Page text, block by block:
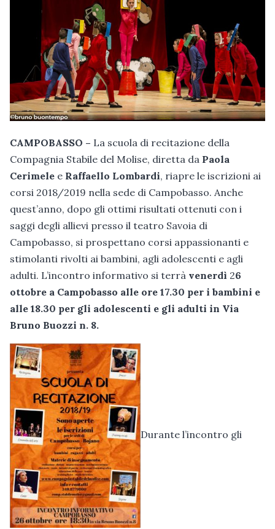
CAMPOBASSO – La scuola di recitazione della
Compagnia Stabile del Molise, diretta da Paola
Cerimele e Raffaello Lombardi, riapre le iscrizioni ai
corsi 2018/2019 nella sede di Campobasso. Anche
quest’anno, dopo gli ottimi risultati ottenuti con i
saggi degli allievi presso il teatro Savoia di
Campobasso, si prospettano corsi appassionanti e
stimolanti rivolti ai bambini, agli adolescenti e agli
adulti. L’incontro informativo si terrà venerdì 26
ottobre a Campobasso alle ore 17.30 per i bambini e
alle 18.30 per gli adolescenti e gli adulti in Via
Bruno Buozzi n. 8.
Durante l’incontro gli